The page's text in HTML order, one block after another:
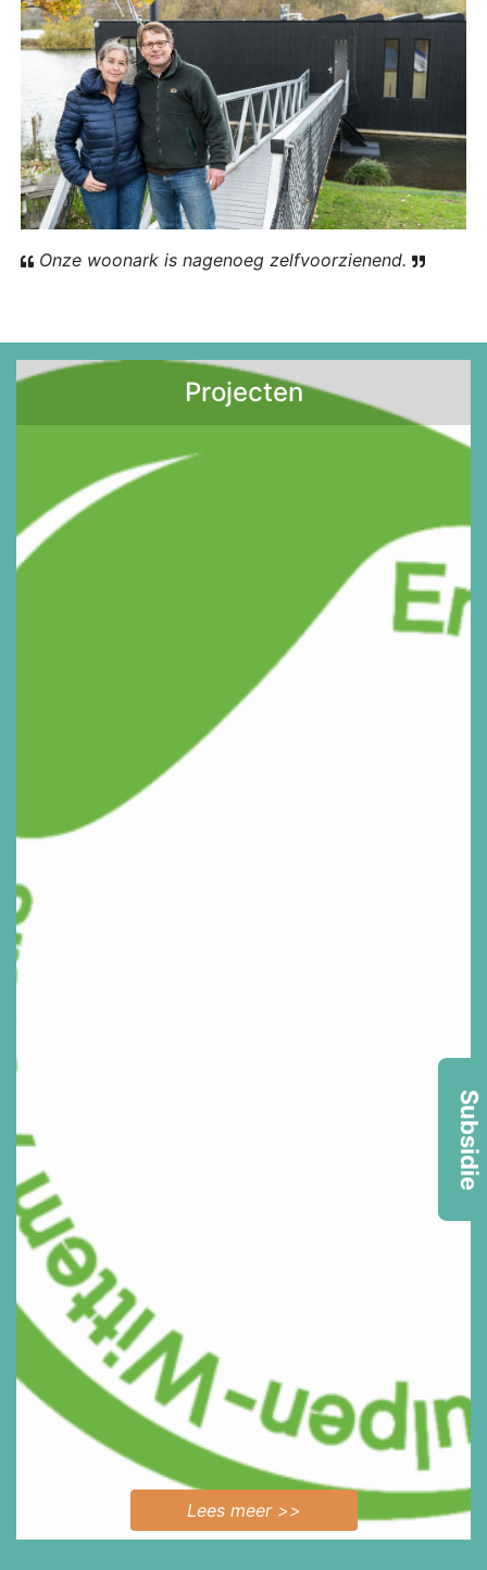
Subsidie
Onze woonark is nagenoeg zelfvoorzienend.
Projecten
Lees meer >>